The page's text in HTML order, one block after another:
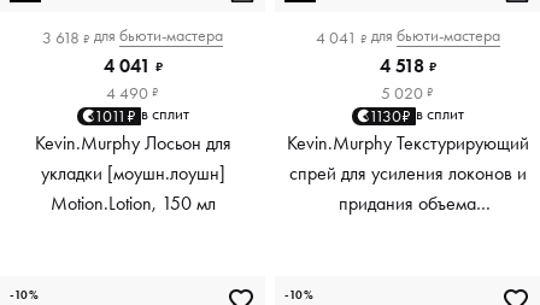
3 618 ₽ для бьюти-мастера
4 041 ₽
4 490 ₽
1011₽ в сплит
Kevin.Murphy Лосьон для
укладки [моушн.лоушн]
Motion.Lotion, 150 мл
4 041 ₽ для бьюти-мастера
4 518 ₽
5 020 ₽
1130₽ в сплит
Kevin.Murphy Текстурирующий
спрей для усиления локонов и
придания объема
-10% -10%